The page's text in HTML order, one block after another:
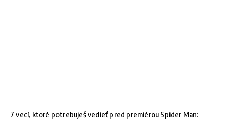
7 vecí, ktoré potrebuješ vedieť pred premiérou Spider Man: